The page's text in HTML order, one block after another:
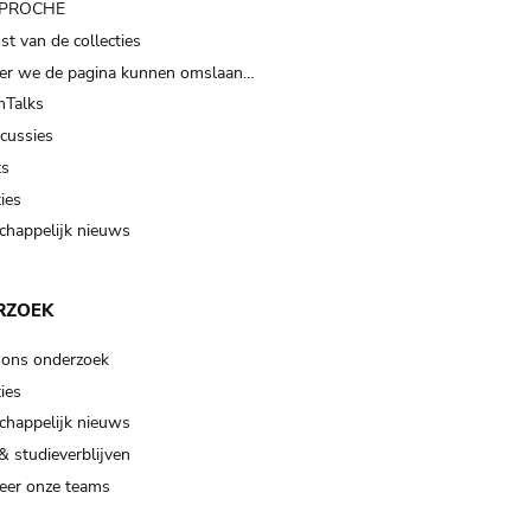
van de collecties
we de pagina kunnen omslaan…
nieuws
onderzoek
nieuws
studieverblijven
onze teams